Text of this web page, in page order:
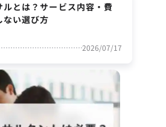
とは？サービス内容・費
ない選び方
2026/07/17